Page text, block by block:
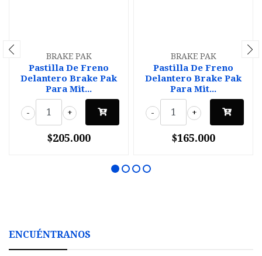
BRAKE PAK
Pastilla De Freno
Delantero Brake Pak
Para Mit...
+
-
$205.000
BRAKE PAK
Pastilla De Freno
Delantero Brake Pak
Para Mit...
+
-
$165.000
ENCUÉNTRANOS